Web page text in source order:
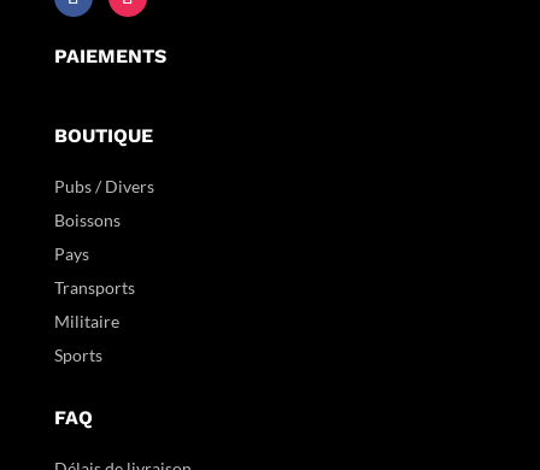
PAIEMENTS
BOUTIQUE
Pubs / Divers
Boissons
Pays
Transports
Militaire
Sports
FAQ